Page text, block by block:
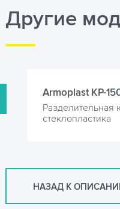
Другие
Armoplast KP-
Разделительная
стеклопластика
НАЗАД К